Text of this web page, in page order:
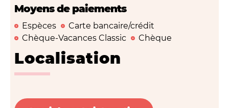
Moyens de paiements
Espèces
Carte bancaire/crédit
Chèque-Vacances Classic
Chèque
Localisation